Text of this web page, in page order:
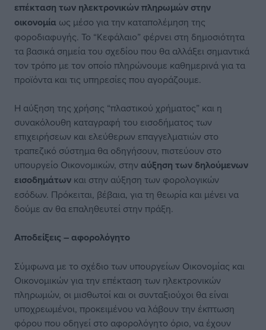
επέκταση των ηλεκτρονικών πληρωμών στην
οικονομία ως μέσο για την καταπολέμηση της
φοροδιαφυγής. Το “Κεφάλαιο” φέρνει στη δημοσιότητα
τα βασικά σημεία του σχεδίου που θα αλλάξει σημαντικά
τον τρόπο με τον οποίο πληρώνουμε καθημερινά για τα
προϊόντα και τις υπηρεσίες που αγοράζουμε.
Η αύξηση της χρήσης “πλαστικού χρήματος” και η
συνακόλουθη καταγραφή του εισοδήματος των
επιχειρήσεων και ελεύθερων επαγγελματιών στο
τραπεζικό σύστημα θα οδηγήσουν, πιστεύουν στο
υπουργείο Οικονομικών, στην αύξηση των δηλούμενων
εισοδημάτων και στην αύξηση των φορολογικών
εσόδων. Πρόκειται, βέβαια, για τη θεωρία και μένει να
δούμε αν θα επαληθευτεί στην πράξη.
Αποδείξεις – αφορολόγητο
Σύμφωνα με το σχέδιο των υπουργείων Οικονομίας και
Οικονομικών για την επέκταση των ηλεκτρονικών
πληρωμών, οι μισθωτοί και οι συνταξιούχοι θα είναι
υποχρεωμένοι, προκειμένου να λάβουν την έκπτωση
φόρου που οδηγεί στο αφορολόγητο όριο, να έχουν